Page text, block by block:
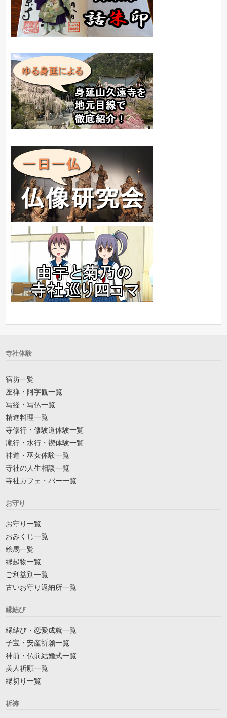
寺社体験
宿坊一覧
座禅・阿字観一覧
写経・写仏一覧
精進料理一覧
寺修行・修験道体験一覧
滝行・水行・禊体験一覧
神道・巫女体験一覧
寺社の人生相談一覧
寺社カフェ・バー一覧
お守り
お守り一覧
おみくじ一覧
絵馬一覧
縁起物一覧
ご利益別一覧
古いお守り返納所一覧
縁結び
縁結び・恋愛成就一覧
子宝・安産祈願一覧
神前・仏前結婚式一覧
美人祈願一覧
縁切り一覧
祈祷